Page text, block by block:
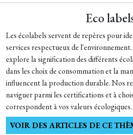
Eco
Les écolabels servent de repères pour
services respectueux de
explore la signification des différents
dans les choix de consommation et la
influencent la production durable. Nos
naviguer parmi les certifications et à
correspondent à vos valeurs écologiques.
VOIR DES ARTICLES DE CE